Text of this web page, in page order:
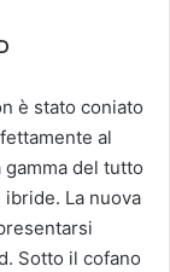
è stato coniato
al
del tutto
La nuova
Sotto il cofano